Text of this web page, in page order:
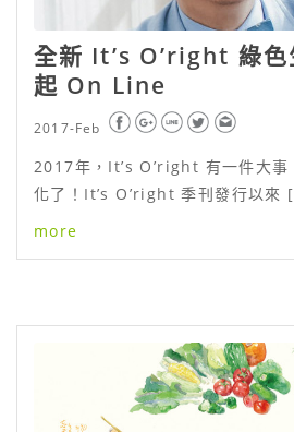
全新 It’s O’right 綠色
起 On Line
2017-Feb
2017年，It’s O’right 有一件大事
化了！It’s O’right 季刊發行以來
more